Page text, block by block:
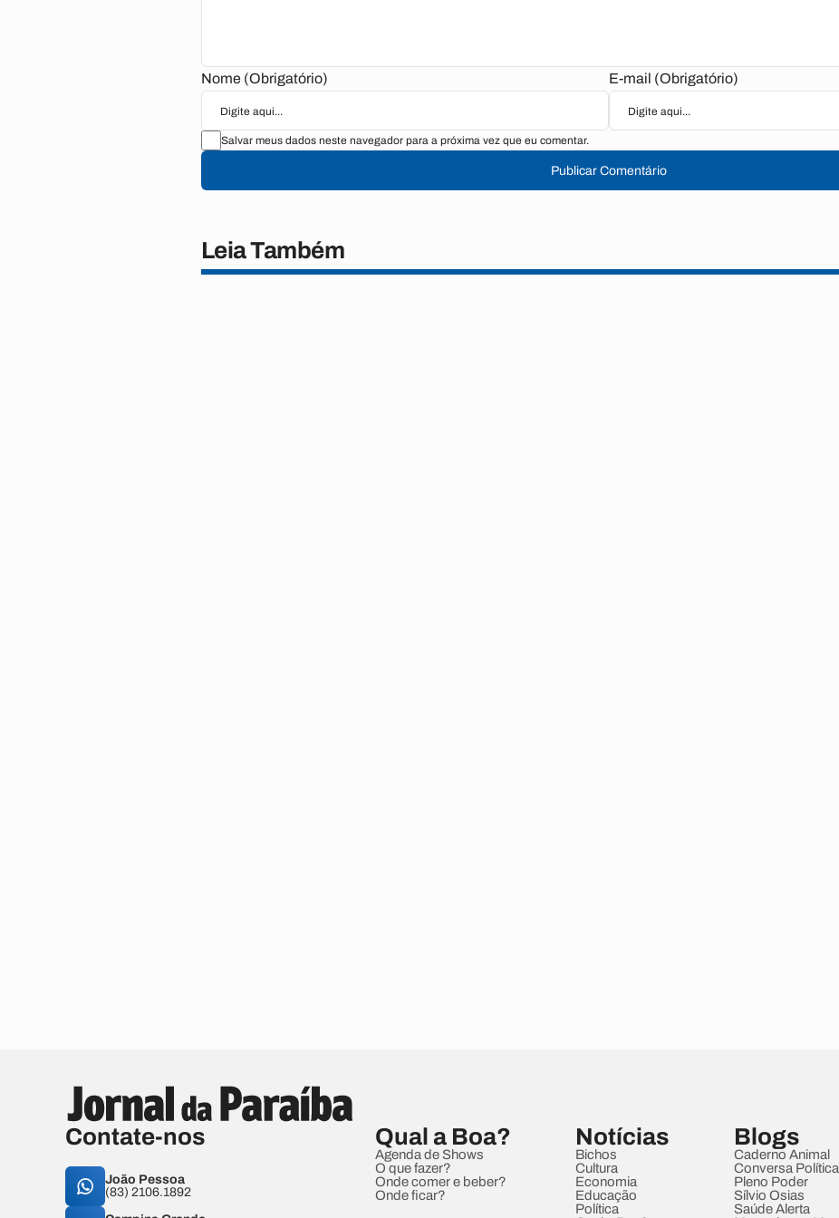
Nome (Obrigatório) E-mail (Obrigatório)
Salvar meus dados neste navegador para a próxima vez que eu comentar.
Publicar Comentário
Leia Também
Contate-nos
João Pessoa
(83) 2106.1892
Qual a Boa?
Agenda de Shows
O que fazer?
Onde comer e beber?
Onde ficar?
Notícias
Bichos
Cultura
Economia
Educação
Política
Blogs
Caderno Animal
Conversa Política
Pleno Poder
Sílvio Osias
Saúde Alerta